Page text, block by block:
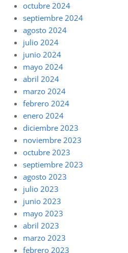
octubre 2024
septiembre 2024
agosto 2024
julio 2024
junio 2024
mayo 2024
abril 2024
marzo 2024
febrero 2024
enero 2024
diciembre 2023
noviembre 2023
octubre 2023
septiembre 2023
agosto 2023
julio 2023
junio 2023
mayo 2023
abril 2023
marzo 2023
febrero 2023